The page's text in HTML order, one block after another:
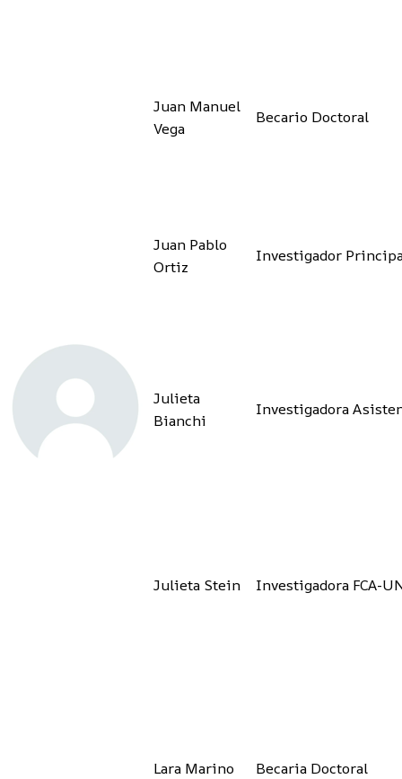
Juan Manuel
Vega
Becario Doctoral
Juan Pablo
Ortiz
Investigador
Julieta
Bianchi
Investigadora
Julieta Stein Investigadora FCA-
Lara Marino Becaria Doctoral